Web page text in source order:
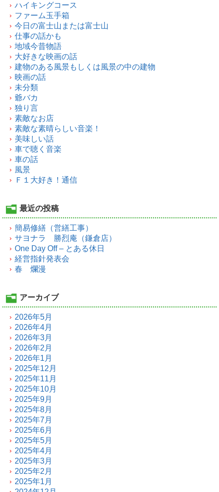
ハイキングコース
ファーム玉手箱
今日の富士山または富士山
仕事の話かも
地域今昔物語
大好きな映画の話
建物のある風景もしくは風景の中の建物
映画の話
未分類
爺バカ
独り言
素敵なお店
素敵な素晴らしい音楽！
美味しい話
車で聴く音楽
車の話
風景
Ｆ１大好き！通信
最近の投稿
簡易修繕（営繕工事）
サヨナラ 勝烈庵（鎌倉店）
One Day Off – とある休日
経営指針発表会
春 爛漫
アーカイブ
2026年5月
2026年4月
2026年3月
2026年2月
2026年1月
2025年12月
2025年11月
2025年10月
2025年9月
2025年8月
2025年7月
2025年6月
2025年5月
2025年4月
2025年3月
2025年2月
2025年1月